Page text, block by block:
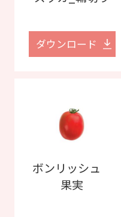
ダウンロード
ボンリッシュ
果実